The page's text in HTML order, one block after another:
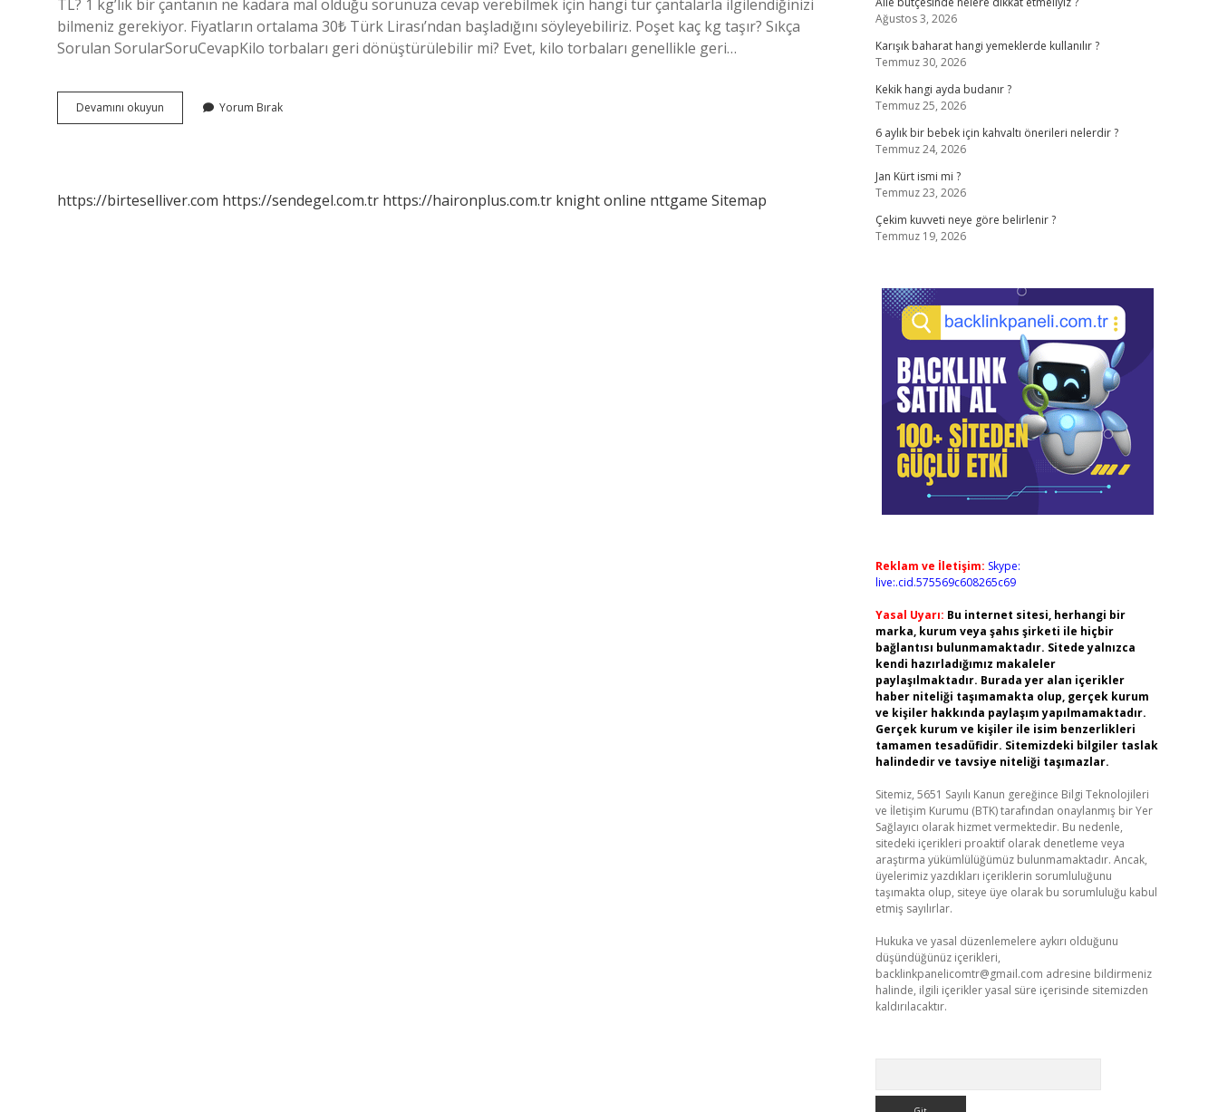
TL? 1 kg’lık bir çantanın ne kadara mal olduğu sorunuza cevap verebilmek için hangi tür çantalarla ilgilendiğinizi
bilmeniz gerekiyor. Fiyatların ortalama 30₺ Türk Lirası’ndan başladığını söyleyebiliriz. Poşet kaç kg taşır? Sıkça
Sorulan SorularSoruCevapKilo torbaları geri dönüştürülebilir mi? Evet, kilo torbaları genellikle geri…
Devamını okuyun
Kg
Yorum Bırak
https://birteselliver.com https://sendegel.com.tr https://haironplus.com.tr knight online nttgame Sitemap
Ağustos 3, 2026
Karışık baharat hangi yemeklerde kullanılır ?
Temmuz 30, 2026
Kekik hangi ayda budanır ?
Temmuz 25, 2026
6 aylık bir bebek için kahvaltı önerileri nelerdir ?
Temmuz 24, 2026
Jan Kürt ismi mi ?
Temmuz 23, 2026
Çekim kuvveti neye göre belirlenir ?
Temmuz 19, 2026
Reklam ve İletişim: Skype:
live:.cid.575569c608265c69
Yasal Uyarı: Bu internet sitesi, herhangi bir
marka, kurum veya şahıs şirketi ile hiçbir
bağlantısı bulunmamaktadır. Sitede yalnızca
kendi hazırladığımız makaleler
paylaşılmaktadır. Burada yer alan içerikler
haber niteliği taşımamakta olup, gerçek kurum
ve kişiler hakkında paylaşım yapılmamaktadır.
Gerçek kurum ve kişiler ile isim benzerlikleri
tamamen tesadüfidir. Sitemizdeki bilgiler taslak
halindedir ve tavsiye niteliği taşımazlar.
Sitemiz, 5651 Sayılı Kanun gereğince Bilgi Teknolojileri
ve İletişim Kurumu (BTK) tarafından onaylanmış bir Yer
Sağlayıcı olarak hizmet vermektedir. Bu nedenle,
sitedeki içerikleri proaktif olarak denetleme veya
araştırma yükümlülüğümüz bulunmamaktadır. Ancak,
üyelerimiz yazdıkları içeriklerin sorumluluğunu
taşımakta olup, siteye üye olarak bu sorumluluğu kabul
etmiş sayılırlar.
Hukuka ve yasal düzenlemelere aykırı olduğunu
düşündüğünüz içerikleri,
backlinkpanelicomtr@gmail.com adresine bildirmeniz
halinde, ilgili içerikler yasal süre içerisinde sitemizden
kaldırılacaktır.